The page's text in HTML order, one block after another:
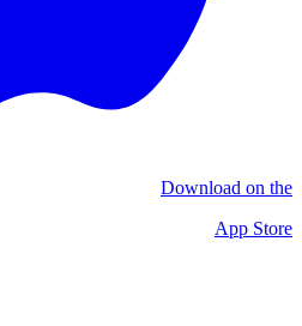
Download on the
App Store